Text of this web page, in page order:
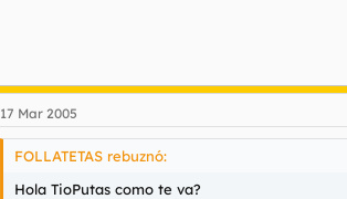
17 Mar 2005
FOLLATETAS rebuznó:
Hola TioPutas como te va?